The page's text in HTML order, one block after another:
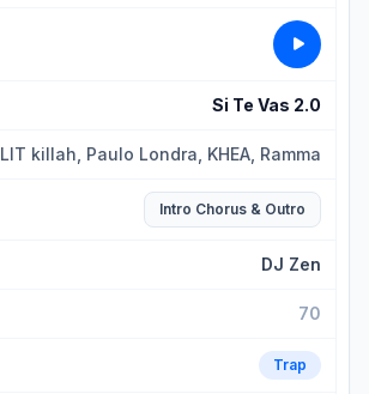
Si Te Vas 2.0
LIT killah, Paulo Londra, KHEA, Ramma
Intro Chorus & Outro
DJ Zen
70
Trap